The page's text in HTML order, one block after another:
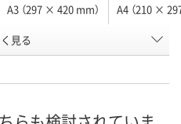
A3 （297 × 420 mm） A4 （210 ×
532422
見る